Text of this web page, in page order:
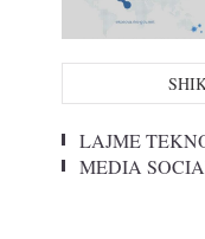
LAJME
MEDIA